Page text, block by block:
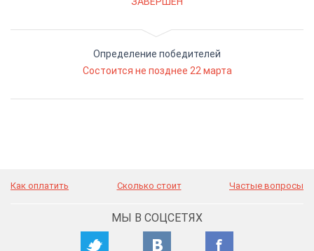
Определение победителей
Состоится не позднее 22 марта
Как оплатить Сколько стоит Частые вопросы
МЫ В СОЦСЕТЯХ